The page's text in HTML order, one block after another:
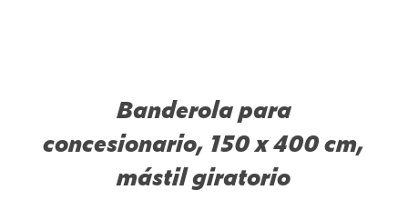
Banderola para
concesionario, 150 x 400 cm,
mástil giratorio